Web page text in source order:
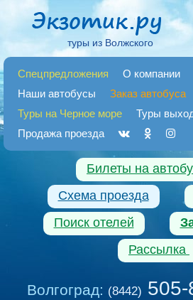
туры из Волжского
Спецпредложения О компании
Наши автобусы
Заказ автобуса
Туры на Черное море
Туры
Продажа проезда
Билеты на
Схема проезда
Поиск отелей
Рассылка
Волгоград: (8442)